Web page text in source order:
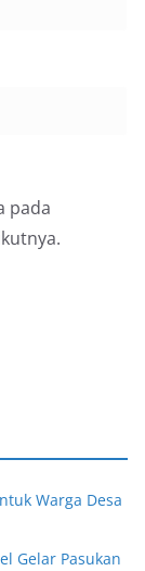
pada
Warga Desa
Gelar Pasukan